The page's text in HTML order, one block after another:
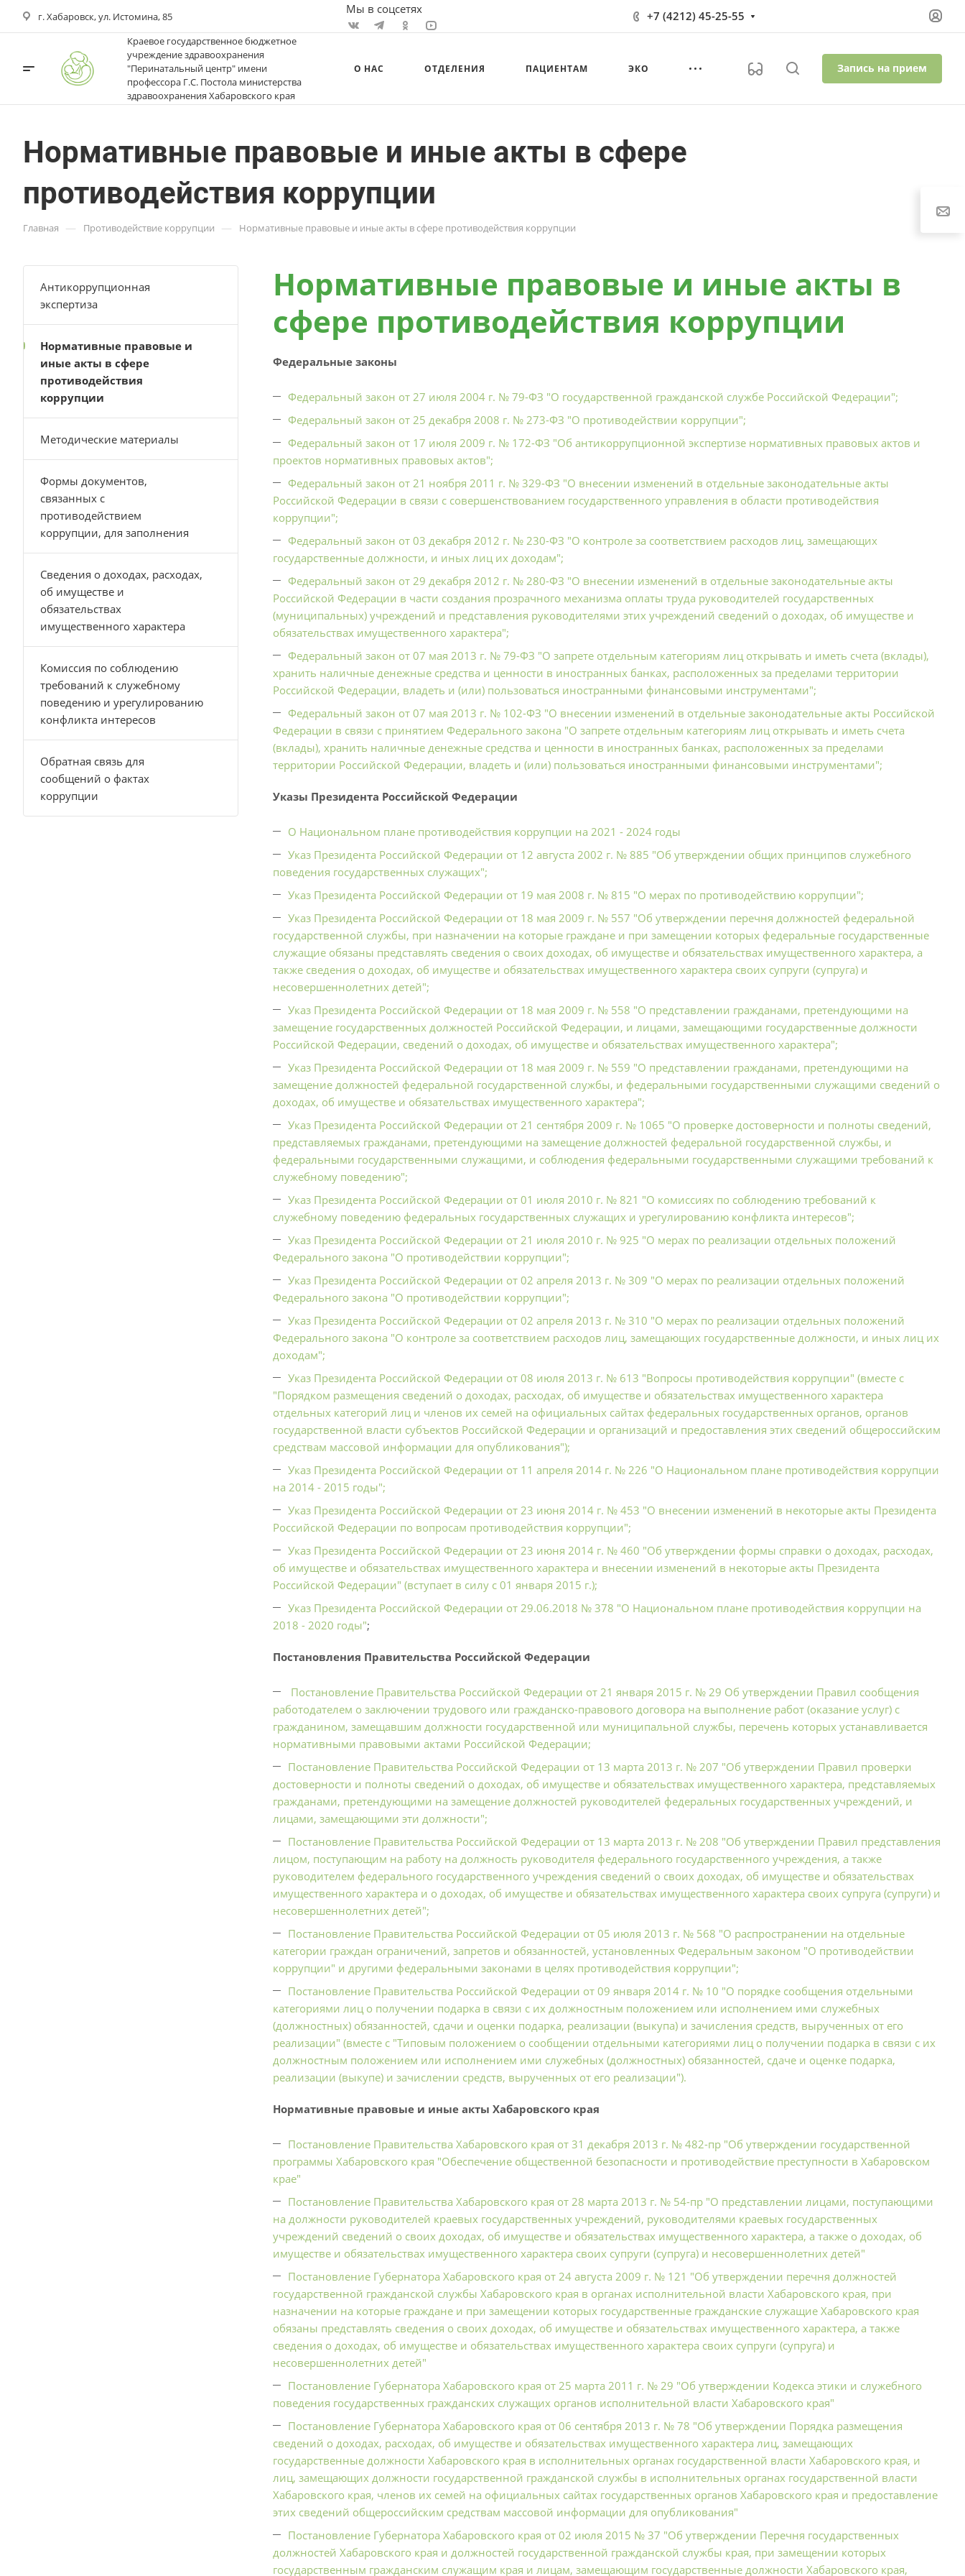
г. Хабаровск, ул. Истомина, 85
Мы в соцсетях +7 (4212) 45-25-55
Краевое государственное бюджетное
учреждение здравоохранения
"Перинатальный центр" имени
профессора Г.С. Постола министерства
здравоохранения Хабаровского края
О НАС ОТДЕЛЕНИЯ ПАЦИЕНТАМ ЭКО Запись на прием
Нормативные правовые и иные акты в сфере
противодействия коррупции
Главная — Противодействие коррупции — Нормативные правовые и иные акты в сфере противодействия коррупции
Нормативные правовые и иные акты в
сфере противодействия коррупции
Федеральные законы
Федеральный закон от 27 июля 2004 г. № 79-ФЗ "О государственной гражданской службе Российской Федерации";
Федеральный закон от 25 декабря 2008 г. № 273-ФЗ "О противодействии коррупции";
Федеральный закон от 17 июля 2009 г. № 172-ФЗ "Об антикоррупционной экспертизе нормативных правовых актов и
проектов нормативных правовых актов";
Федеральный закон от 21 ноября 2011 г. № 329-ФЗ "О внесении изменений в отдельные законодательные акты
Российской Федерации в связи с совершенствованием государственного управления в области противодействия
коррупции";
Федеральный закон от 03 декабря 2012 г. № 230-ФЗ "О контроле за соответствием расходов лиц, замещающих
государственные должности, и иных лиц их доходам";
Федеральный закон от 29 декабря 2012 г. № 280-ФЗ "О внесении изменений в отдельные законодательные акты
Российской Федерации в части создания прозрачного механизма оплаты труда руководителей государственных
(муниципальных) учреждений и представления руководителями этих учреждений сведений о доходах, об имуществе и
обязательствах имущественного характера";
Федеральный закон от 07 мая 2013 г. № 79-ФЗ "О запрете отдельным категориям лиц открывать и иметь счета (вклады),
хранить наличные денежные средства и ценности в иностранных банках, расположенных за пределами территории
Российской Федерации, владеть и (или) пользоваться иностранными финансовыми инструментами";
Федеральный закон от 07 мая 2013 г. № 102-ФЗ "О внесении изменений в отдельные законодательные акты Российской
Федерации в связи с принятием Федерального закона "О запрете отдельным категориям лиц открывать и иметь счета
(вклады), хранить наличные денежные средства и ценности в иностранных банках, расположенных за пределами
территории Российской Федерации, владеть и (или) пользоваться иностранными финансовыми инструментами";
Указы Президента Российской Федерации
О Национальном плане противодействия коррупции на 2021 - 2024 годы
Указ Президента Российской Федерации от 12 августа 2002 г. № 885 "Об утверждении общих принципов служебного
поведения государственных служащих";
Указ Президента Российской Федерации от 19 мая 2008 г. № 815 "О мерах по противодействию коррупции";
Указ Президента Российской Федерации от 18 мая 2009 г. № 557 "Об утверждении перечня должностей федеральной
государственной службы, при назначении на которые граждане и при замещении которых федеральные государственные
служащие обязаны представлять сведения о своих доходах, об имуществе и обязательствах имущественного характера, а
также сведения о доходах, об имуществе и обязательствах имущественного характера своих супруги (супруга) и
несовершеннолетних детей";
Указ Президента Российской Федерации от 18 мая 2009 г. № 558 "О представлении гражданами, претендующими на
замещение государственных должностей Российской Федерации, и лицами, замещающими государственные должности
Российской Федерации, сведений о доходах, об имуществе и обязательствах имущественного характера";
Указ Президента Российской Федерации от 18 мая 2009 г. № 559 "О представлении гражданами, претендующими на
замещение должностей федеральной государственной службы, и федеральными государственными служащими сведений о
доходах, об имуществе и обязательствах имущественного характера";
Указ Президента Российской Федерации от 21 сентября 2009 г. № 1065 "О проверке достоверности и полноты сведений,
представляемых гражданами, претендующими на замещение должностей федеральной государственной службы, и
федеральными государственными служащими, и соблюдения федеральными государственными служащими требований к
служебному поведению";
Указ Президента Российской Федерации от 01 июля 2010 г. № 821 "О комиссиях по соблюдению требований к
служебному поведению федеральных государственных служащих и урегулированию конфликта интересов";
Указ Президента Российской Федерации от 21 июля 2010 г. № 925 "О мерах по реализации отдельных положений
Федерального закона "О противодействии коррупции";
Указ Президента Российской Федерации от 02 апреля 2013 г. № 309 "О мерах по реализации отдельных положений
Федерального закона "О противодействии коррупции";
Указ Президента Российской Федерации от 02 апреля 2013 г. № 310 "О мерах по реализации отдельных положений
Федерального закона "О контроле за соответствием расходов лиц, замещающих государственные должности, и иных лиц их
доходам";
Указ Президента Российской Федерации от 08 июля 2013 г. № 613 "Вопросы противодействия коррупции" (вместе с
"Порядком размещения сведений о доходах, расходах, об имуществе и обязательствах имущественного характера
отдельных категорий лиц и членов их семей на официальных сайтах федеральных государственных органов, органов
государственной власти субъектов Российской Федерации и организаций и предоставления этих сведений общероссийским
средствам массовой информации для опубликования");
Указ Президента Российской Федерации от 11 апреля 2014 г. № 226 "О Национальном плане противодействия коррупции
на 2014 - 2015 годы";
Указ Президента Российской Федерации от 23 июня 2014 г. № 453 "О внесении изменений в некоторые акты Президента
Российской Федерации по вопросам противодействия коррупции";
Указ Президента Российской Федерации от 23 июня 2014 г. № 460 "Об утверждении формы справки о доходах, расходах,
об имуществе и обязательствах имущественного характера и внесении изменений в некоторые акты Президента
Российской Федерации" (вступает в силу с 01 января 2015 г.);
Указ Президента Российской Федерации от 29.06.2018 № 378 "О Национальном плане противодействия коррупции на
2018 - 2020 годы";
Постановления Правительства Российской Федерации
Постановление Правительства Российской Федерации от 21 января 2015 г. № 29 Об утверждении Правил сообщения
работодателем о заключении трудового или гражданско-правового договора на выполнение работ (оказание услуг) с
гражданином, замещавшим должности государственной или муниципальной службы, перечень которых устанавливается
нормативными правовыми актами Российской Федерации;
Постановление Правительства Российской Федерации от 13 марта 2013 г. № 207 "Об утверждении Правил проверки
достоверности и полноты сведений о доходах, об имуществе и обязательствах имущественного характера, представляемых
гражданами, претендующими на замещение должностей руководителей федеральных государственных учреждений, и
лицами, замещающими эти должности";
Постановление Правительства Российской Федерации от 13 марта 2013 г. № 208 "Об утверждении Правил представления
лицом, поступающим на работу на должность руководителя федерального государственного учреждения, а также
руководителем федерального государственного учреждения сведений о своих доходах, об имуществе и обязательствах
имущественного характера и о доходах, об имуществе и обязательствах имущественного характера своих супруга (супруги) и
несовершеннолетних детей";
Постановление Правительства Российской Федерации от 05 июля 2013 г. № 568 "О распространении на отдельные
категории граждан ограничений, запретов и обязанностей, установленных Федеральным законом "О противодействии
коррупции" и другими федеральными законами в целях противодействия коррупции";
Постановление Правительства Российской Федерации от 09 января 2014 г. № 10 "О порядке сообщения отдельными
категориями лиц о получении подарка в связи с их должностным положением или исполнением ими служебных
(должностных) обязанностей, сдачи и оценки подарка, реализации (выкупа) и зачисления средств, вырученных от его
реализации" (вместе с "Типовым положением о сообщении отдельными категориями лиц о получении подарка в связи с их
должностным положением или исполнением ими служебных (должностных) обязанностей, сдаче и оценке подарка,
реализации (выкупе) и зачислении средств, вырученных от его реализации").
Нормативные правовые и иные акты Хабаровского края
Постановление Правительства Хабаровского края от 31 декабря 2013 г. № 482-пр "Об утверждении государственной
программы Хабаровского края "Обеспечение общественной безопасности и противодействие преступности в Хабаровском
крае"
Постановление Правительства Хабаровского края от 28 марта 2013 г. № 54-пр "О представлении лицами, поступающими
на должности руководителей краевых государственных учреждений, руководителями краевых государственных
учреждений сведений о своих доходах, об имуществе и обязательствах имущественного характера, а также о доходах, об
имуществе и обязательствах имущественного характера своих супруги (супруга) и несовершеннолетних детей"
Постановление Губернатора Хабаровского края от 24 августа 2009 г. № 121 "Об утверждении перечня должностей
государственной гражданской службы Хабаровского края в органах исполнительной власти Хабаровского края, при
назначении на которые граждане и при замещении которых государственные гражданские служащие Хабаровского края
обязаны представлять сведения о своих доходах, об имуществе и обязательствах имущественного характера, а также
сведения о доходах, об имуществе и обязательствах имущественного характера своих супруги (супруга) и
несовершеннолетних детей"
Постановление Губернатора Хабаровского края от 25 марта 2011 г. № 29 "Об утверждении Кодекса этики и служебного
поведения государственных гражданских служащих органов исполнительной власти Хабаровского края"
Постановление Губернатора Хабаровского края от 06 сентября 2013 г. № 78 "Об утверждении Порядка размещения
сведений о доходах, расходах, об имуществе и обязательствах имущественного характера лиц, замещающих
государственные должности Хабаровского края в исполнительных органах государственной власти Хабаровского края, и
лиц, замещающих должности государственной гражданской службы в исполнительных органах государственной власти
Хабаровского края, членов их семей на официальных сайтах государственных органов Хабаровского края и предоставление
этих сведений общероссийским средствам массовой информации для опубликования"
Постановление Губернатора Хабаровского края от 02 июля 2015 № 37 "Об утверждении Перечня государственных
должностей Хабаровского края и должностей государственной гражданской службы края, при замещении которых
государственным гражданским служащим края и лицам, замещающим государственные должности Хабаровского края,
Антикоррупционная
экспертиза
Нормативные правовые и
иные акты в сфере
противодействия
коррупции
Методические материалы
Формы документов,
связанных с
противодействием
коррупции, для заполнения
Cведения о доходах, расходах,
об имуществе и
обязательствах
имущественного характера
Комиссия по соблюдению
требований к служебному
поведению и урегулированию
конфликта интересов
Обратная связь для
сообщений о фактах
коррупции